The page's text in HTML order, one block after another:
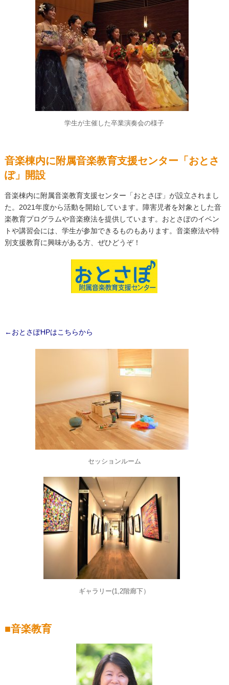
学生が主催した卒業演奏会の様子
音楽棟内に附属音楽教育支援センター「おとさ
ぽ」開設
音楽棟内に附属音楽教育支援センター「おとさぽ」が設立されまし
た。2021年度から活動を開始しています。障害児者を対象とした音
楽教育プログラムや音楽療法を提供しています。おとさぽのイベン
トや講習会には、学生が参加できるものもあります。音楽療法や特
別支援教育に興味がある方、ぜひどうぞ！
←おとさぽHPはこちらから
セッションルーム
ギャラリー(1,2階廊下）
■音楽教育